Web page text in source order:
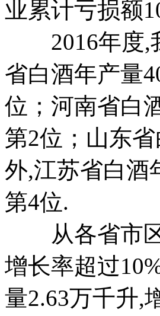
业累计亏损额
2016年度,我
省白酒年产量
位；河南省白
第2位；山东
外,江苏省白酒
第4位.
从各省市区
增长率超过
量2.63万千升,